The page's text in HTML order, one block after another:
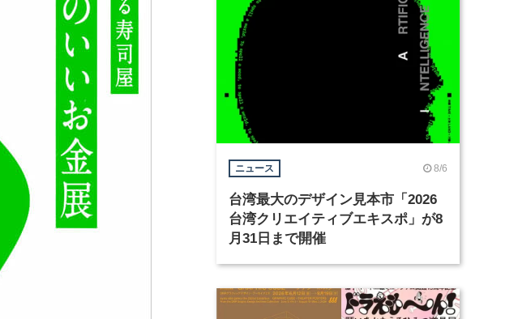
ニュース 8/6
台湾最大のデザイン見本市「2026
台湾クリエイティブエキスポ」が8
月31日まで開催